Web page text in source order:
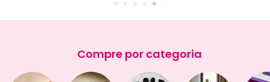
Compre por categoria